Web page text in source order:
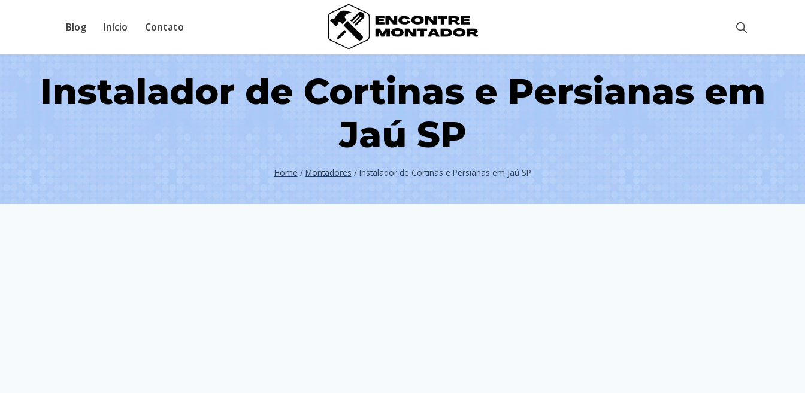
Blog Início Contato
Instalador de Cortinas e Persianas em
Jaú SP
Home / Montadores / Instalador de Cortinas e Persianas em Jaú SP